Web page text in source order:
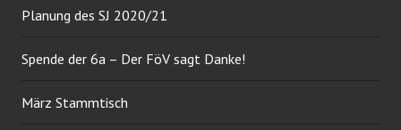
Planung des SJ 2020/21
Spende der 6a – Der FöV sagt Danke!
März Stammtisch